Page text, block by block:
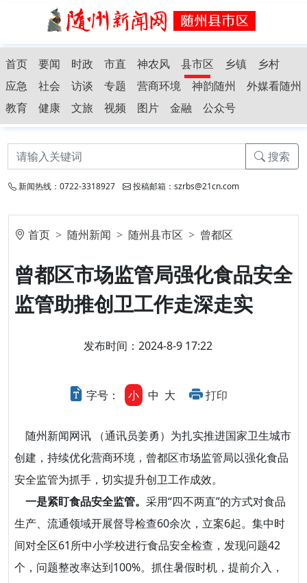
首页 要闻 时政 市直 神农风 县市区 乡镇
乡村
应急
社会 访谈 专题 营商环境 神韵随州
外媒看随州
教育
健康 文旅 视频 图片 金融 公众号
搜索
新闻热线：0722-3318927 投稿邮箱：szrbs@21cn.com
首页 随州新闻 随州县市区 曾都区
曾都区市场监管局强化食品安全
监管助推创卫工作走深走实
发布时间：2024-8-9 17:22
字号： 小 中 大 打印
随州新闻网讯 （通讯员姜勇）为扎实推进国家卫生城市
创建，持续优化营商环境，曾都区市场监管局以强化食品
安全监管为抓手，切实提升创卫工作成效。
一是紧盯食品安全监管。 采用“四不两直”的方式对食品
生产、流通领域开展督导检查60余次，立案6起。集中时
间对全区61所中小学校进行食品安全检查，发现问题42
个，问题整改率达到100%。抓住暑假时机，提前介入，